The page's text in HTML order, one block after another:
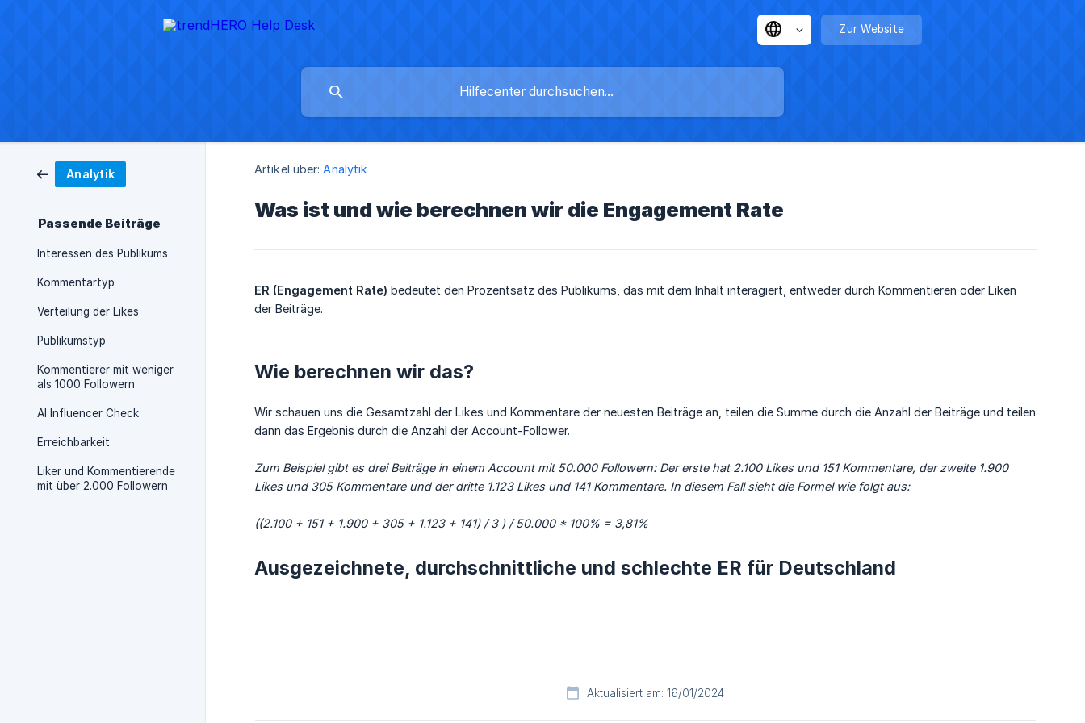
Zur Website
Analytik
Passende Beiträge
Interessen des Publikums
Kommentartyp
Verteilung der Likes
Publikumstyp
Kommentierer mit weniger
als 1000 Followern
AI Influencer Check
Erreichbarkeit
Liker und Kommentierende
mit über 2.000 Followern
Artikel über: Analytik
Was ist und wie berechnen wir die Engagement Rate
ER (Engagement Rate) bedeutet den Prozentsatz des Publikums, das mit dem Inhalt interagiert, entweder durch Kommentieren oder Liken
der Beiträge.
Wie berechnen wir das?
Wir schauen uns die Gesamtzahl der Likes und Kommentare der neuesten Beiträge an, teilen die Summe durch die Anzahl der Beiträge und teilen
dann das Ergebnis durch die Anzahl der Account-Follower.
Zum Beispiel gibt es drei Beiträge in einem Account mit 50.000 Followern: Der erste hat 2.100 Likes und 151 Kommentare, der zweite 1.900
Likes und 305 Kommentare und der dritte 1.123 Likes und 141 Kommentare. In diesem Fall sieht die Formel wie folgt aus:
((2.100 + 151 + 1.900 + 305 + 1.123 + 141) / 3 ) / 50.000 * 100% = 3,81%
Ausgezeichnete, durchschnittliche und schlechte ER für Deutschland
Aktualisiert am: 16/01/2024